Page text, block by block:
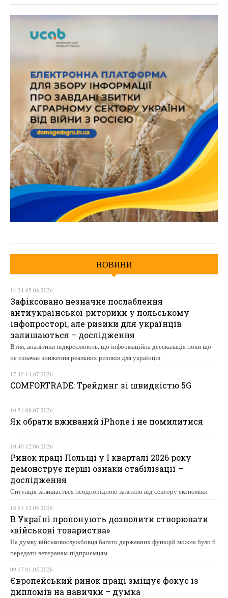
НОВИНИ
14:24 05.08.2026
Зафіксовано незначне послаблення
антиукраїнської риторики у польському
інфопросторі, але ризики для українців
залишаються – дослідження
Втім, аналітики підкреслюють, що інформаційна деескалація поки що
не означає зниження реальних ризиків для українців
17:42 14.07.2026
COMFORTRADE: Трейдинг зі швидкістю 5G
10:51 08.07.2026
Як обрати вживаний iPhone і не помилитися
10:40 12.06.2026
Ринок праці Польщі у І кварталі 2026 року
демонструє перші ознаки стабілізації –
дослідження
Ситуація залишається неоднорідною залежно від сектору економіки
18:51 12.05.2026
В Україні пропонують дозволити створювати
«військові товариства»
На думку військовослужбовця багато державних функцій можна було б
передати ветеранам-підприємцям
09:17 01.05.2026
Європейський ринок праці зміщує фокус із
дипломів на навички – думка